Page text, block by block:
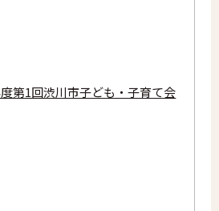
第1回渋川市子ども・子育て会